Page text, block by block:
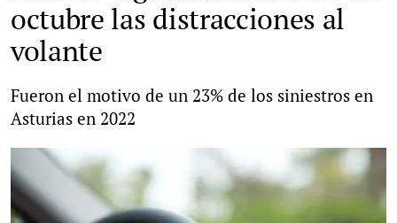
octubre las distracciones al
volante
Fueron el motivo de un 23% de los siniestros en
Asturias en 2022